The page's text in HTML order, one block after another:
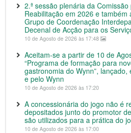
2.ª sessão plenária da
Reabilitação em 2026 e
Grupo de Coordenação
Decenal de Acção para os
10 de Agosto de 2026 às 17:48
Aceitam-se a partir de 10 de
“Programa de formação para
gastronomia do Wynn”,
e pelo Wynn
10 de Agosto de 2026 às 17:20
A concessionária do jogo não é
depositados junto do promotor
são utilizados para a prática do
10 de Agosto de 2026 às 17:00